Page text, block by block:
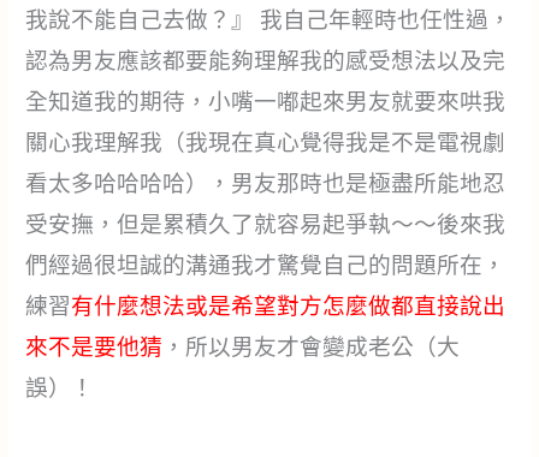
我說不能自己去做？』 我自己年輕時也任性過，
認為男友應該都要能夠理解我的感受想法以及完
全知道我的期待，小嘴一嘟起來男友就要來哄我
關心我理解我（我現在真心覺得我是不是電視劇
看太多哈哈哈哈），男友那時也是極盡所能地忍
受安撫，但是累積久了就容易起爭執～～後來我
們經過很坦誠的溝通我才驚覺自己的問題所在，
練習有什麼想法或是希望對方怎麼做都直接說出
來不是要他猜 ，所以男友才會變成老公（大
誤）！